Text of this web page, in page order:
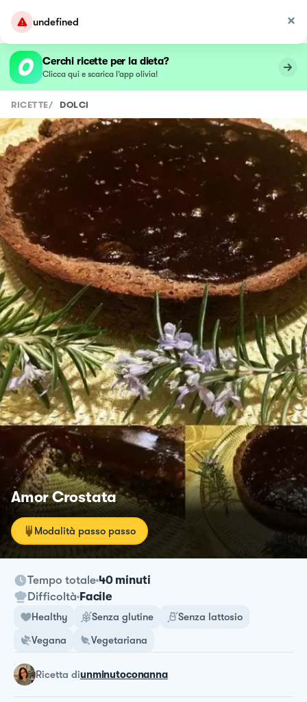
undefined
Cerchi ricette per la dieta?
Clicca qui e scarica l’app olivia!
RICETTE/ DOLCI
Amor Crostata
Modalità passo passo
Tempo totale 40 minuti
Difficoltà Facile
Healthy Senza glutine
Senza lattosio
Vegana
Vegetariana
ricetta diunminutoconanna